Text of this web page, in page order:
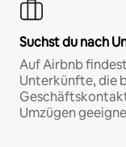
Suchst du nach
Auf Airbnb
Unterkünfte, die
Umzügen